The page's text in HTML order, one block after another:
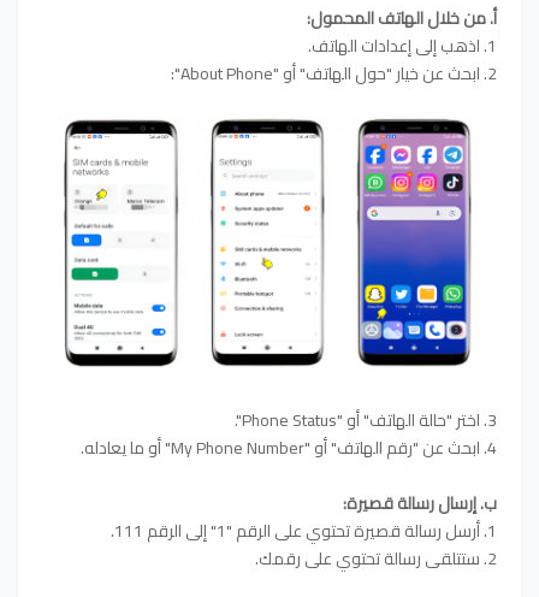
أ. من خلال الهاتف المحمول:
1. اذهب إلى إعدادات الهاتف.
2. ابحث عن خيار "حول الهاتف" أو "About Phone":
3. اختر "حالة الهاتف" أو "Phone Status".
4. ابحث عن "رقم الهاتف" أو "My Phone Number" أو ما يعادله.
ب. إرسال رسالة قصيرة:
1. أرسل رسالة قصيرة تحتوي على الرقم "1" إلى الرقم 111.
2. ستتلقى رسالة تحتوي على رقمك.